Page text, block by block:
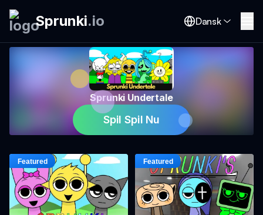
Sprunki.io Dansk
Sprunki Undertale
Spil Spil Nu